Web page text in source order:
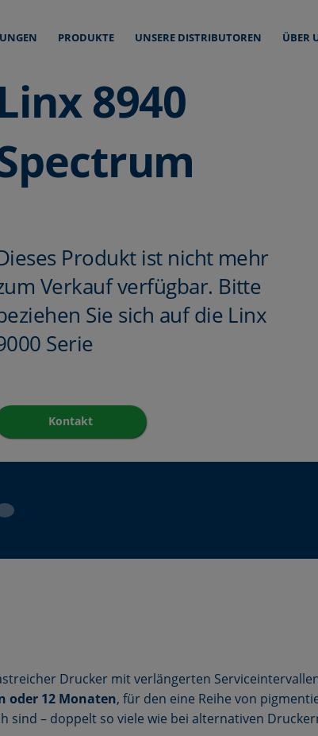
PRODUKTE UNSERE DISTRIBUTOREN ÜBER
Linx 8940
Produkt ist nicht mehr
Verkauf verfügbar. Bitte
Sie sich auf die Linx
Serie
Kontakt
Drucker mit verlängerten
oder 12 Monaten, für den eine Reihe von
sind – doppelt so viele wie bei alternativen